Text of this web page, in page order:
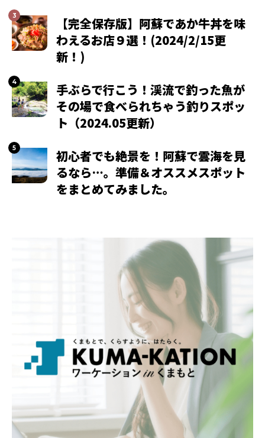
【完全保存版】阿蘇であか牛丼を味
わえるお店９選！(2024/2/15更
新！)
手ぶらで行こう！渓流で釣った魚が
その場で食べられちゃう釣りスポッ
ト（2024.05更新）
初心者でも絶景を！阿蘇で雲海を見
るなら…。準備＆オススメスポット
をまとめてみました。